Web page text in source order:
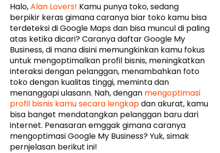
Halo,Alan Lovers! Kamu punya toko, sedang
berpikir keras gimana caranya biar toko kamu bisa
terdeteksi di Google Maps dan bisa muncul di paling
atas ketika dicari? Caranya daftar Google My
Business, di mana disini memungkinkan kamu fokus
untuk mengoptimalkan profil bisnis, meningkatkan
interaksi dengan pelanggan, menambahkan foto
toko dengan kualitas tinggi, meminta dan
menanggapi ulasann. Nah, dengan mengoptimasi
profil bisnis kamu secara lengkapdan akurat, kamu
bisa banget mendatangkan pelanggan baru dari
internet. Penasaran emggak gimana caranya
mengoptimasi Google My Business? Yuk, simak
pernjelasan berikut ini!